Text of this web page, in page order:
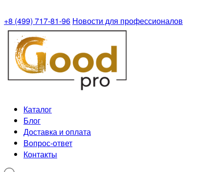
+8 (499) 717-81-96 Новости для профессионалов
Каталог
Блог
Доставка и оплата
Вопрос-ответ
Контакты